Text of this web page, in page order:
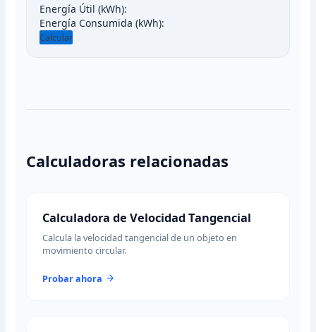
Energía Útil (kWh):
Energía Consumida (kWh):
Calcular
Calculadoras relacionadas
Calculadora de Velocidad Tangencial
Calcula la velocidad tangencial de un objeto en
movimiento circular.
Probar ahora